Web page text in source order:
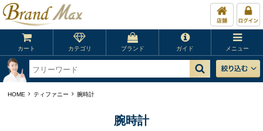
カート カテゴリ ブランド ガイド メニュー
HOME ティファニー 腕時計
腕時計